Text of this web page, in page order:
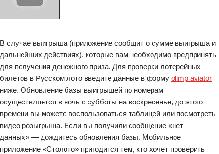
В случае выигрыша (приложение сообщит о сумме выигрыша и
дальнейших действиях), которые вам необходимо предпринять
для получения денежного приза. Для проверки лотерейных
билетов в Русском лото введите данные в форму olimp aviator
ниже. Обновление базы выигрышей по номерам
осуществляется в ночь с субботы на воскресенье, до этого
времени вы можете воспользоваться таблицей или посмотреть
видео розыгрыша. Если вы получили сообщение «нет
данных» — дождитесь обновления базы. Мобильное
приложение «Столото» пригодится тем, кто хочет проверить